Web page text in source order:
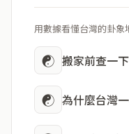
用數據看懂台灣的卦象
☯ 搬家前查一
☯ 為什麼台灣